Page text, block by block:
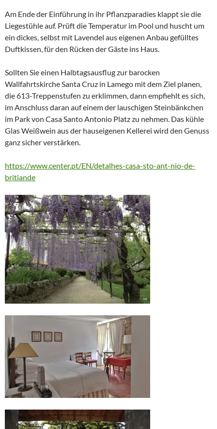
Am Ende der Einführung in ihr Pflanzparadies klappt sie die
Liegestühle auf. Prüft die Temperatur im Pool und huscht um
ein dickes, selbst mit Lavendel aus eigenen Anbau gefülltes
Duftkissen, für den Rücken der Gäste ins Haus.
Sollten Sie einen Halbtagsausflug zur barocken
Wallfahrtskirche Santa Cruz in Lamego mit dem Ziel planen,
die 613-Treppenstufen zu erklimmen, dann empfiehlt es sich,
im Anschluss daran auf einem der lauschigen Steinbänkchen
im Park von Casa Santo Antonio Platz zu nehmen. Das kühle
Glas Weißwein aus der hauseigenen Kellerei wird den Genuss
ganz sicher verstärken.
https://www.center.pt/EN/detalhes-casa-sto-ant-nio-de-
britiande